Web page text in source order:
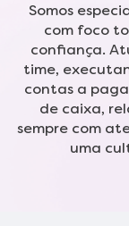
Somos
com foco
confiança.
time,
contas a
de caixa,
sempre com
uma